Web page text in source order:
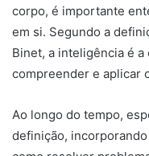
corpo, é importante
em si. Segundo a
Binet, a inteligência é
compreender e aplicar
Ao longo do tempo,
definição,